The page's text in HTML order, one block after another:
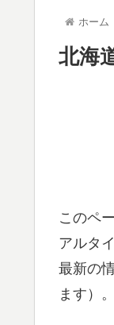
ホーム
北海
このペ
アルタ
最新の
ます）。